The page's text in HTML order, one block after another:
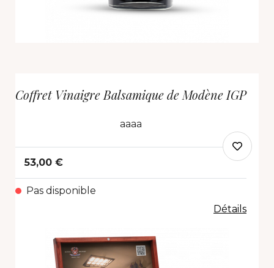
Coffret Vinaigre Balsamique de Modène IGP
aaaa
53,00 €
Pas disponible
Détails